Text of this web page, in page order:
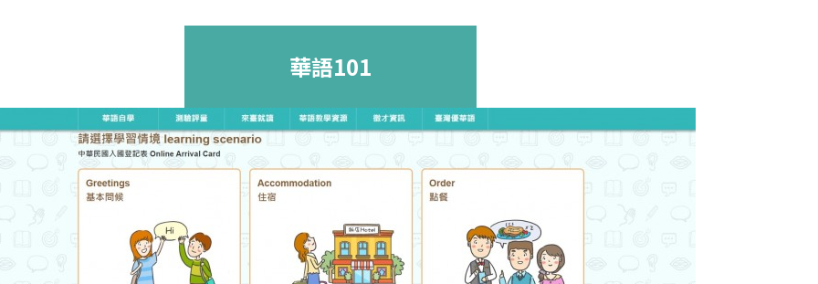
華語101